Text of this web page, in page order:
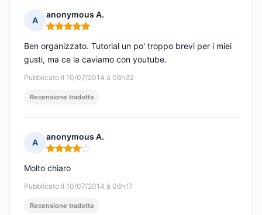
A
anonymous A.
Nota: 5 su 5
Pubblicato il 10/07/2014 à 06h32
Ben organizzato. Tutorial un po' troppo brevi per i miei
gusti, ma ce la caviamo con youtube.
Recensione tradotta
A
anonymous A.
Nota: 4 su 5
Pubblicato il 10/07/2014 à 06h17
Molto chiaro
Recensione tradotta